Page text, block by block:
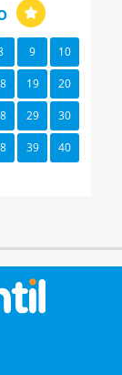
9 10
19 20
29 30
39 40